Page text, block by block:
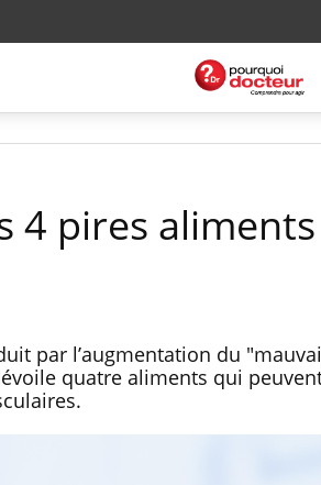
4 pires
par l’augmentation du
quatre aliments qui